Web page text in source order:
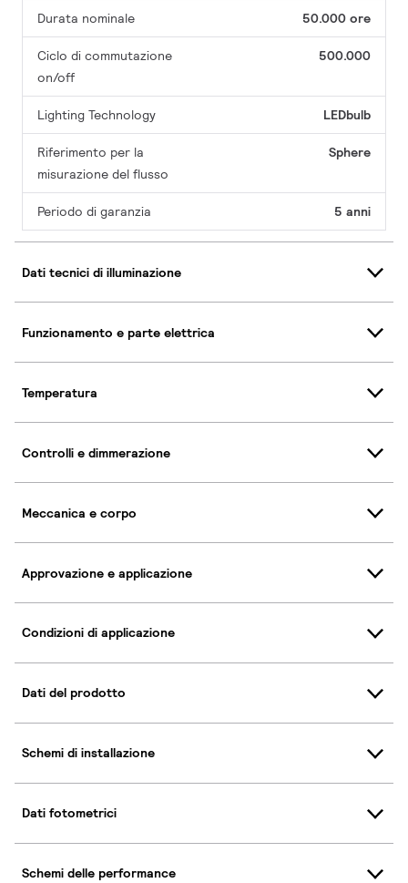
Durata nominale 50.000 ore
Ciclo di commutazione
on/off
500.000
Lighting Technology LEDbulb
Riferimento per la
misurazione del flusso
Sphere
Periodo di garanzia 5 anni
Dati tecnici di illuminazione
Funzionamento e parte elettrica
Temperatura
Controlli e dimmerazione
Meccanica e corpo
Approvazione e applicazione
Condizioni di applicazione
Dati del prodotto
Schemi di installazione
Dati fotometrici
Schemi delle performance